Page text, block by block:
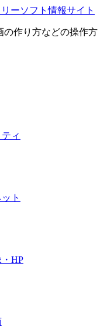
ーソフト情報サイト
の作り方などの操作方
ィ
ト
HP